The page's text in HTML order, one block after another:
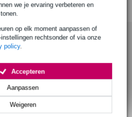
we je ervaring verbeteren en
op elk moment aanpassen of
rechtsonder of via onze
policy.
Weigeren
Aanpassen
Accepteren